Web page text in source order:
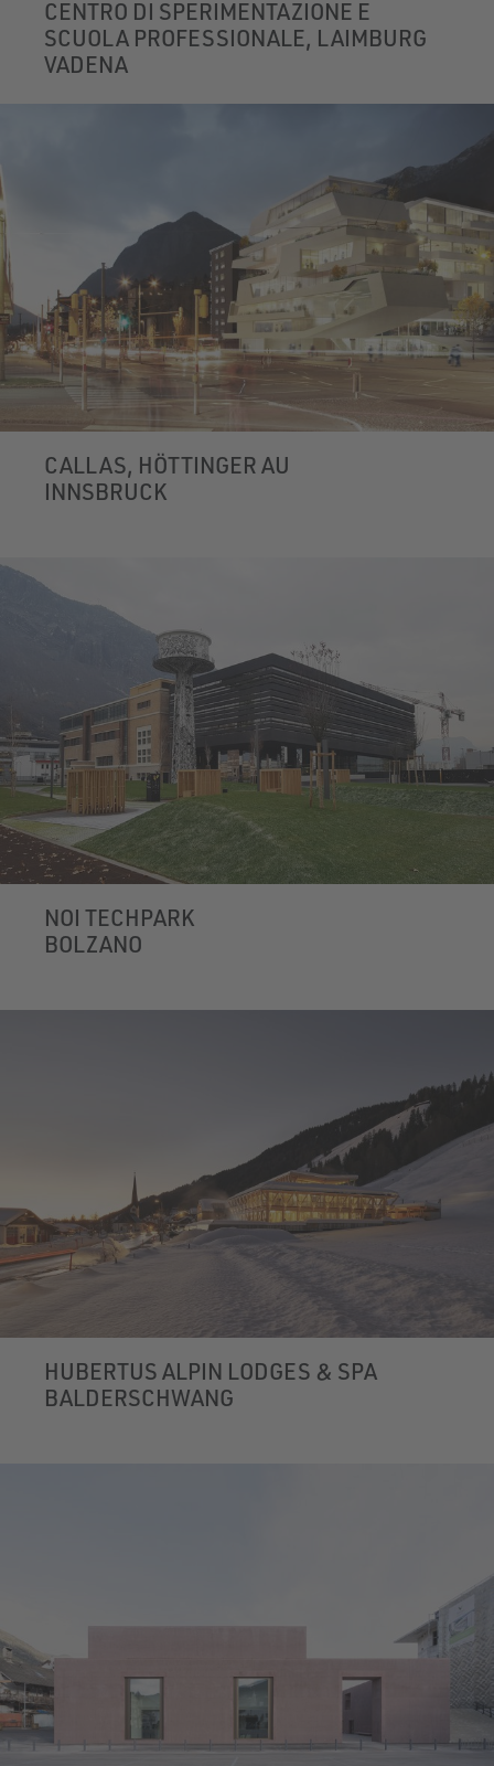
CENTRO DI SPERIMENTAZIONE E
SCUOLA PROFESSIONALE, LAIMBURG
VADENA
CALLAS, HÖTTINGER AU
INNSBRUCK
NOI TECHPARK
BOLZANO
HUBERTUS ALPIN LODGES & SPA
BALDERSCHWANG